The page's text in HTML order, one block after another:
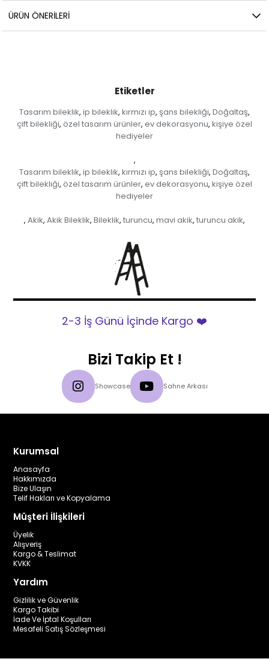
ÜRÜN ÖNERILERI
Etiketler
Tasarım bileklik, ip bileklik, kırmızı ip, şans bilekliği, Doğaltaş,
çift bilekliği, özel tasarım ürünler, ev dekorasyonu, kişiye özel
hediyeler
,
Tasarım bileklik, ip bileklik, kırmızı ip, şans bilekliği, Doğaltaş,
çift bilekliği, özel tasarım ürünler, ev dekorasyonu, kişiye özel
hediyeler
, Akik, Akik Bileklik, Bileklik, turuncu, mavi akik, turuncu akik,
2-3 İş Günü İçinde Kargo ❤️
Bizi Takip Et !
Showcase Sahne Arkası
Kurumsal
Anasayfa
Hakkımızda
Bize Ulaşın
Telif Hakları ve Kopyalama
Müşteri İlişkileri
Üyelik
Alışveriş
Kargo & Teslimat
KVKK
Yardım
Gizlilik ve Güvenlik
Kargo Takibi
İade Ve İptal Koşulları
Mesafeli Satış Sözleşmesi